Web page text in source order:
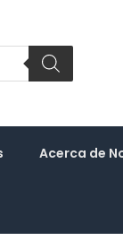
Acerca de